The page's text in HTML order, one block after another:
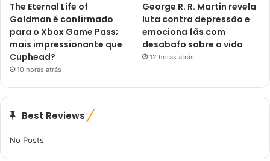
The Eternal Life of
Goldman é confirmado
para o Xbox Game Pass;
mais impressionante que
Cuphead?
10 horas atrás
George R. R. Martin revela
luta contra depressão e
emociona fãs com
desabafo sobre a vida
12 horas atrás
Best Reviews
No Posts